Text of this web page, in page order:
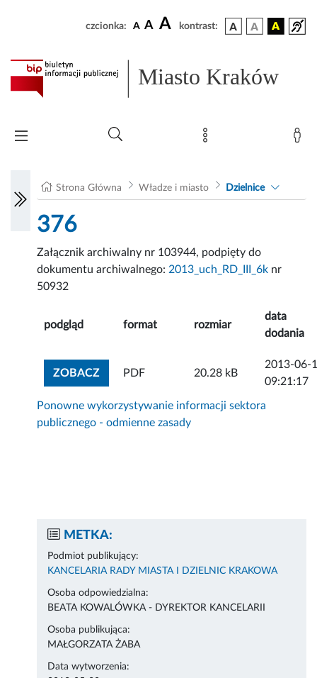
czcionka: A A A kontrast:
Miasto Kraków
Strona Główna Władze i miasto Dzielnice
376
Załącznik archiwalny nr 103944, podpięty do
dokumentu archiwalnego: 2013_uch_RD_III_6k nr
50932
podgląd format rozmiar
data
dodania
ZOBACZZOBACZ ZAŁĄCZNIK
PDF 20.28 kB
2013-06-
09:21:17
Ponowne wykorzystywanie informacji sektora
publicznego - odmienne zasady
METKA:
Podmiot publikujący:
KANCELARIA RADY MIASTA I DZIELNIC KRAKOWA
Osoba odpowiedzialna:
BEATA KOWALÓWKA - DYREKTOR KANCELARII
Osoba publikująca:
MAŁGORZATA ŻABA
Data wytworzenia: